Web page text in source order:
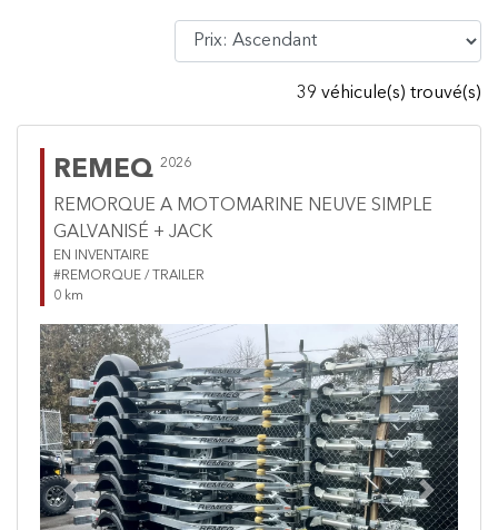
39 véhicule(s) trouvé(s)
REMEQ 2026
REMORQUE A MOTOMARINE NEUVE SIMPLE
GALVANISÉ + JACK
EN INVENTAIRE
#REMORQUE / TRAILER
0 km
Previous Next